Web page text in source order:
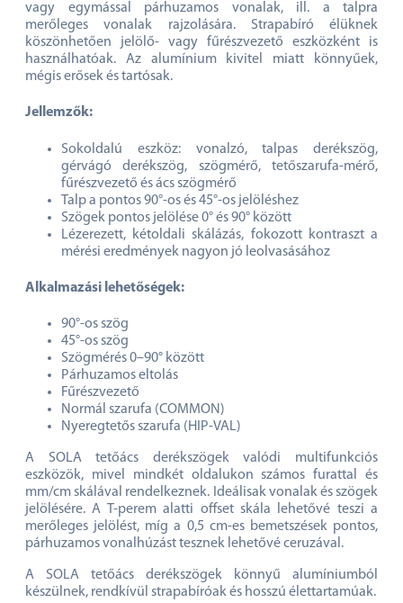
vagy egymással párhuzamos vonalak, ill. a talpra
merőleges vonalak rajzolására. Strapabíró élüknek
köszönhetően jelölő- vagy fűrészvezető eszközként is
használhatóak. Az alumínium kivitel miatt könnyűek,
mégis erősek és tartósak.
Jellemzők:
Sokoldalú eszköz: vonalzó, talpas derékszög,
gérvágó derékszög, szögmérő, tetőszarufa-mérő,
fűrészvezető és ács szögmérő
Talp a pontos 90°-os és 45°-os jelöléshez
Szögek pontos jelölése 0° és 90° között
Lézerezett, kétoldali skálázás, fokozott kontraszt a
mérési eredmények nagyon jó leolvasásához
Alkalmazási lehetőségek:
90°-os szög
45°-os szög
Szögmérés 0–90° között
Párhuzamos eltolás
Fűrészvezető
Normál szarufa (COMMON)
Nyeregtetős szarufa (HIP-VAL)
A SOLA tetőács derékszögek valódi multifunkciós
eszközök, mivel mindkét oldalukon számos furattal és
mm/cm skálával rendelkeznek. Ideálisak vonalak és szögek
jelölésére. A T-perem alatti offset skála lehetővé teszi a
merőleges jelölést, míg a 0,5 cm-es bemetszések pontos,
párhuzamos vonalhúzást tesznek lehetővé ceruzával.
A SOLA tetőács derékszögek könnyű alumíniumból
készülnek, rendkívül strapabíróak és hosszú élettartamúak.